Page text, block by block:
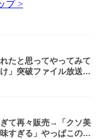
プ >
たと思ってやってみて
」突破ファイル放送で
て再々販売→「クソ美
すぎる」やっぱこのク